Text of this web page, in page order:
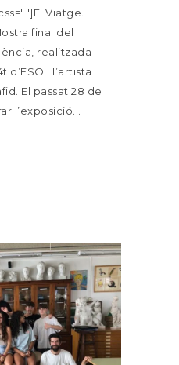
Viatge.
final del
realitzada
d’ESO i l’artista
El passat 28 de
l’exposició...